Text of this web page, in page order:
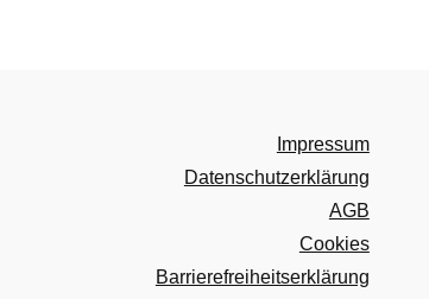
Impressum
Datenschutzerklärung
AGB
Cookies
Barrierefreiheitserklärung